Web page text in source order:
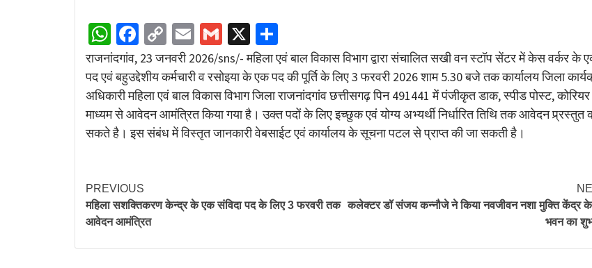
WhatsApp
Facebook
Copy
Link
EmailGmail
X
राजनांदगांव, 23 जनवरी 2026/sns/- महिला एवं बाल विकास विभाग द्वारा संचालित सखी वन स्टॉप सेंटर में केस वर्कर के
पद एवं बहुउद्देशीय कर्मचारी व रसोइया के एक पद की पूर्ति के लिए 3 फरवरी 2026 शाम 5.30 बजे तक कार्यालय जिला
अधिकारी महिला एवं बाल विकास विभाग जिला राजनांदगांव छत्तीसगढ़ पिन 491441 में पंजीकृत डाक, स्पीड पोस्ट,
माध्यम से आवेदन आमंत्रित किया गया है। उक्त पदों के लिए इच्छुक एवं योग्य अभ्यर्थी निर्धारित तिथि तक आवेदन प्र्रस्तुत
सकते है। इस संबंध में विस्तृत जानकारी वेबसाईट एवं कार्यालय के सूचना पटल से प्राप्त की जा सकती है।
PREVIOUS
महिला सशक्तिकरण केन्द्र के एक संविदा पद के लिए 3 फरवरी तक
आवेदन आमंत्रित
कलेक्टर डॉ संजय कन्नौजे ने किया नवजीवन नशा मुक्ति केंद्र
भवन का